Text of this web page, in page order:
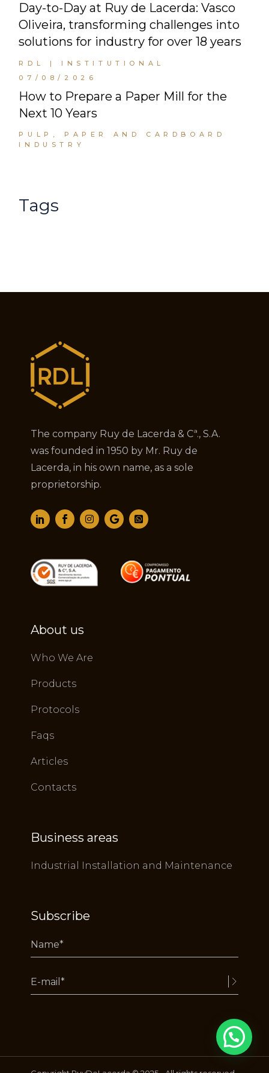
Day-to-Day at Ruy de Lacerda: Vasco
Oliveira, transforming challenges into
solutions for industry for over 18 years
RDL | INSTITUTIONAL
07/08/2026
How to Prepare a Paper Mill for the
Next 10 Years
PULP, PAPER AND CARDBOARD
INDUSTRY
Tags
The company Ruy de Lacerda & Cª., S.A.
was founded in 1950 by Mr. Ruy de
Lacerda, in his own name, as a sole
proprietorship.
About us
Who We Are
Products
Protocols
Faqs
Articles
Contacts
Business areas
Industrial Installation and Maintenance
Subscribe